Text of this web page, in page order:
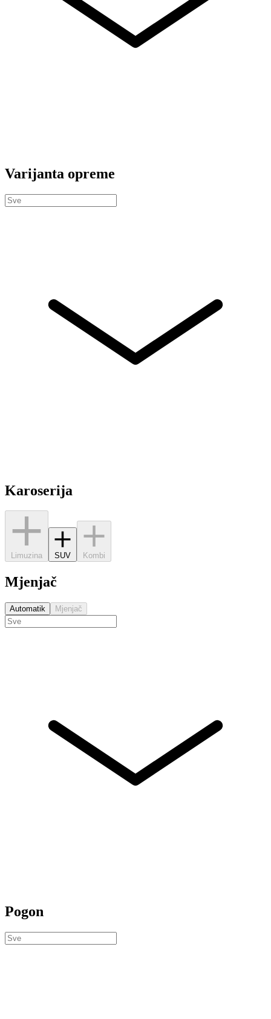
Varijanta opreme
Karoserija
Limuzina SUV Kombi
Mjenjač
Automatik Mjenjač
Pogon